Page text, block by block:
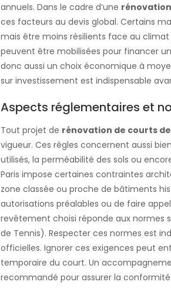
annuels. Dans le cadre d’une
ces facteurs au devis global. Certains
mais être moins résilients face au climat
peuvent être mobilisées pour financer
donc aussi un choix économique à
sur investissement est indispensable
Aspects réglementaires et
Tout projet de rénovation de courts
vigueur. Ces règles concernent aussi
utilisés, la perméabilité des sols ou
Paris impose certaines contraintes
zone classée ou proche de bâtiments
autorisations préalables ou de faire
revêtement choisi réponde aux normes
de Tennis). Respecter ces normes est
officielles. Ignorer ces exigences peut
temporaire du court. Un
recommandé pour assurer la